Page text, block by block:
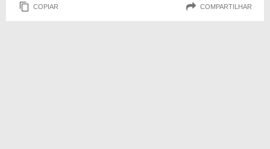
COPIAR COMPARTILHAR